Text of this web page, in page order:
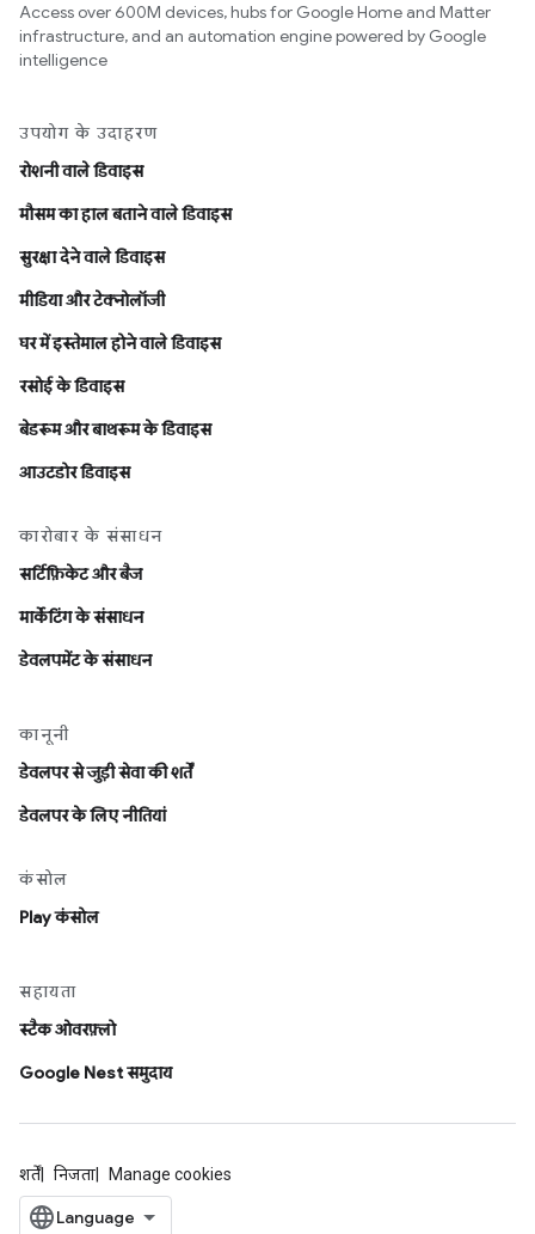
Access over 600M devices, hubs for Google Home and Matter
infrastructure, and an automation engine powered by Google
intelligence
उपयोग के उदाहरण
रोशनी वाले डिवाइस
मौसम का हाल बताने वाले डिवाइस
सुरक्षा देने वाले डिवाइस
मीडिया और टेक्नोलॉजी
घर में इस्तेमाल होने वाले डिवाइस
रसोई के डिवाइस
बेडरूम और बाथरूम के डिवाइस
आउटडोर डिवाइस
कारोबार के संसाधन
सर्टिफ़िकेट और बैज
मार्केटिंग के संसाधन
डेवलपमेंट के संसाधन
कानूनी
डेवलपर से जुड़ी सेवा की शर्तें
डेवलपर के लिए नीतियां
कंसोल
Play कंसोल
सहायता
स्टैक ओवरफ़्लो
Google Nest समुदाय
शर्तें निजता Manage cookies